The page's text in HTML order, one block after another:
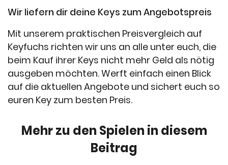
Wir liefern dir deine Keys zum Angebotspreis
Mit unserem praktischen Preisvergleich auf
Keyfuchs richten wir uns an alle unter euch, die
beim Kauf ihrer Keys nicht mehr Geld als nötig
ausgeben möchten. Werft einfach einen Blick
auf die aktuellen Angebote und sichert euch so
euren Key zum besten Preis.
Mehr zu den Spielen in diesem
Beitrag